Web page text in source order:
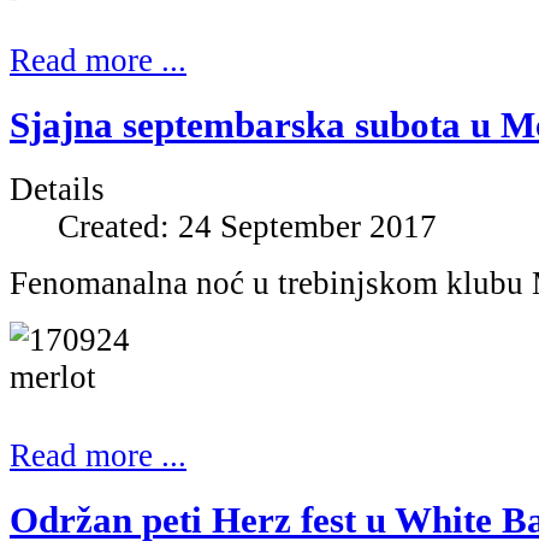
Read more ...
Sjajna septembarska subota u
Details
Created: 24 September 2017
Fenomanalna noć u trebinjskom klubu
Read more ...
Održan peti Herz fest u White